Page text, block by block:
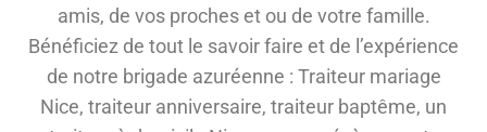
amis, de vos proches et ou de votre famille.
Bénéficiez de tout le savoir faire et de l’expérience
de notre brigade azuréenne : Traiteur mariage
Nice, traiteur anniversaire, traiteur baptême, un